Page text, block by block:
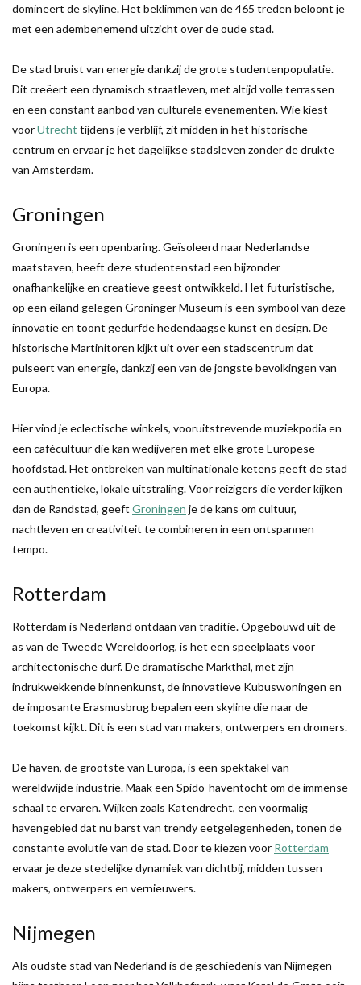
domineert de skyline. Het beklimmen van de 465 treden beloont je
met een adembenemend uitzicht over de oude stad.
De stad bruist van energie dankzij de grote studentenpopulatie.
Dit creëert een dynamisch straatleven, met altijd volle terrassen
en een constant aanbod van culturele evenementen. Wie kiest
voorUtrecht tijdens je verblijf, zit midden in het historische
centrum en ervaar je het dagelijkse stadsleven zonder de drukte
van Amsterdam.
Groningen
Groningen is een openbaring. Geïsoleerd naar Nederlandse
maatstaven, heeft deze studentenstad een bijzonder
onafhankelijke en creatieve geest ontwikkeld. Het futuristische,
op een eiland gelegen Groninger Museum is een symbool van deze
innovatie en toont gedurfde hedendaagse kunst en design. De
historische Martinitoren kijkt uit over een stadscentrum dat
pulseert van energie, dankzij een van de jongste bevolkingen van
Europa.
Hier vind je eclectische winkels, vooruitstrevende muziekpodia en
een cafécultuur die kan wedijveren met elke grote Europese
hoofdstad. Het ontbreken van multinationale ketens geeft de stad
een authentieke, lokale uitstraling. Voor reizigers die verder kijken
dan de Randstad, geeft Groningen je de kans om cultuur,
nachtleven en creativiteit te combineren in een ontspannen
tempo.
Rotterdam
Rotterdam is Nederland ontdaan van traditie. Opgebouwd uit de
as van de Tweede Wereldoorlog, is het een speelplaats voor
architectonische durf. De dramatische Markthal, met zijn
indrukwekkende binnenkunst, de innovatieve Kubuswoningen en
de imposante Erasmusbrug bepalen een skyline die naar de
toekomst kijkt. Dit is een stad van makers, ontwerpers en dromers.
De haven, de grootste van Europa, is een spektakel van
wereldwijde industrie. Maak een Spido-haventocht om de immense
schaal te ervaren. Wijken zoals Katendrecht, een voormalig
havengebied dat nu barst van trendy eetgelegenheden, tonen de
constante evolutie van de stad. Door te kiezen voor Rotterdam
ervaar je deze stedelijke dynamiek van dichtbij, midden tussen
makers, ontwerpers en vernieuwers.
Nijmegen
Als oudste stad van Nederland is de geschiedenis van Nijmegen